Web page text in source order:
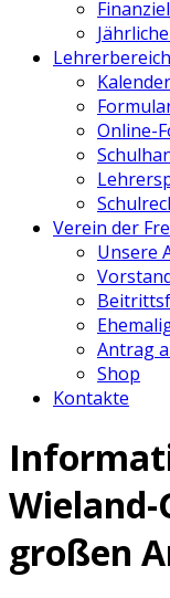
Lehrerbereich
Online-
Verein der
Unsere
Antrag
Shop
Kontakte
großen